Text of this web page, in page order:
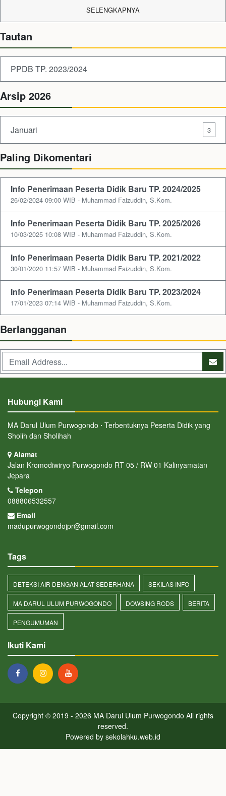
SELENGKAPNYA
Tautan
PPDB TP. 2023/2024
Arsip 2026
Januari 3
Paling Dikomentari
Info Penerimaan Peserta Didik Baru TP. 2024/2025
26/02/2024 09:00 WIB - Muhammad Faizuddin, S.Kom.
Info Penerimaan Peserta Didik Baru TP. 2025/2026
10/03/2025 10:08 WIB - Muhammad Faizuddin, S.Kom.
Info Penerimaan Peserta Didik Baru TP. 2021/2022
30/01/2020 11:57 WIB - Muhammad Faizuddin, S.Kom.
Info Penerimaan Peserta Didik Baru TP. 2023/2024
17/01/2023 07:14 WIB - Muhammad Faizuddin, S.Kom.
Berlangganan
Hubungi Kami
MA Darul Ulum Purwogondo ⋅ Terbentuknya Peserta Didik yang
Sholih dan Sholihah
Alamat
Jalan Kromodiwiryo Purwogondo RT 05 / RW 01 Kalinyamatan
Jepara
Telepon
088806532557
Email
madupurwogondojpr@gmail.com
Tags
DETEKSI AIR DENGAN ALAT SEDERHANA SEKILAS INFO
MA DARUL ULUM PURWOGONDO DOWSING RODS BERITA
PENGUMUMAN
Ikuti Kami
Copyright © 2019 - 2026 MA Darul Ulum Purwogondo All rights
reserved.
Powered by sekolahku.web.id